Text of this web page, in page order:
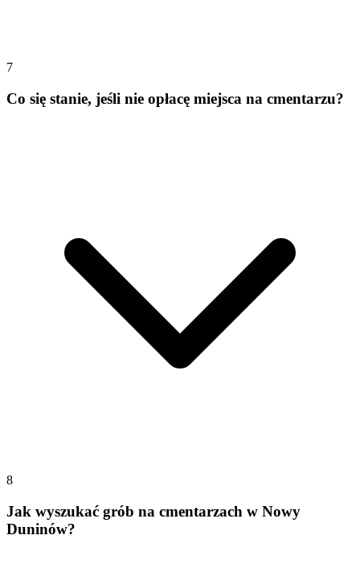
7
Co się stanie, jeśli nie opłacę miejsca na cmentarzu?
8
Jak wyszukać grób na cmentarzach w Nowy
Duninów?